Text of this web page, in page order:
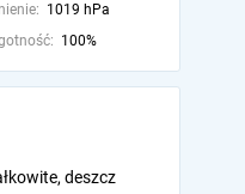
1019 hPa
100%
deszcz